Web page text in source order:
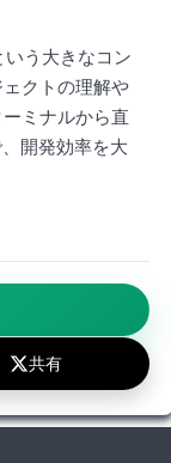
いう大きなコン
クトの理解や
ミナルから直
開発効率を大
共有